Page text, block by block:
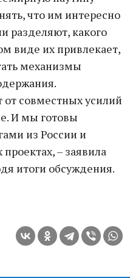
что им интересно
разделяют, какого
виде их привлекает,
механизмы
от совместных усилий
И мы готовы
из России и
– заявила
итоги обсуждения.